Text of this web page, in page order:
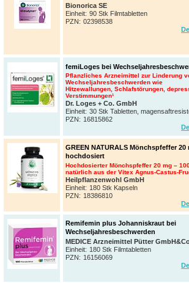
Bionorica SE
Einheit: 90 Stk Filmtabletten
PZN: 02398538
femiLoges bei
Pflanzliches Arzneimittel zur Linderung
Wechseljahresbeschwerden wie
Hitzewallungen, Schlafstörungen,
Verstimmungen¹
Dr. Loges + Co. GmbH
Einheit: 30 Stk Tabletten,
PZN : 16815862
GREEN NATURALS Mönchspfeffer 20
hochdosiert
Hochdosierter Mönchspfeffer 20 mg –
natürlich aus der Vitex Agnus-Castus-
Heilpflanzenwohl GmbH
Einheit: 180 Stk Kapseln
PZN: 18386810
Remifemin plus Johanniskraut bei
Wechseljahresbeschwerden
MEDICE Arzneimittel Pütter
Einheit: 180 Stk Filmtabletten
PZN: 16156069